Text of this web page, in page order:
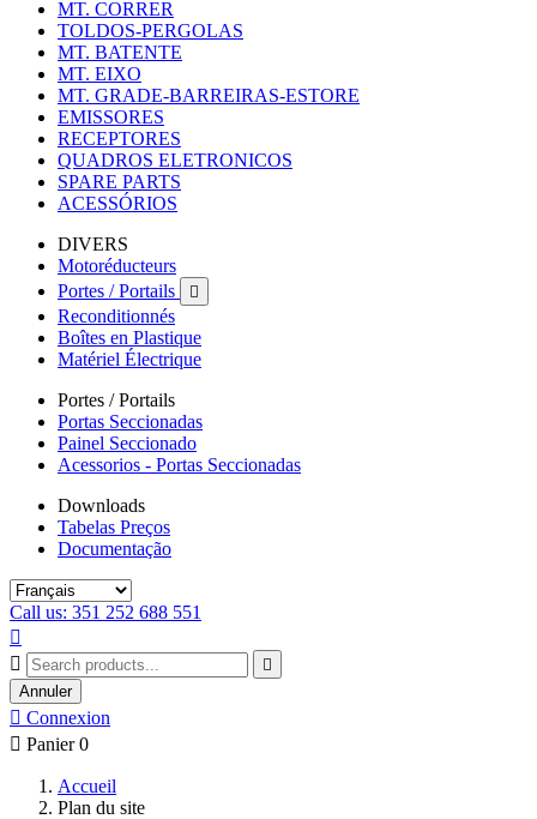
MT. CORRER
TOLDOS-PERGOLAS
MT. BATENTE
MT. EIXO
MT. GRADE-BARREIRAS-ESTORE
EMISSORES
RECEPTORES
QUADROS ELETRONICOS
SPARE PARTS
ACESSÓRIOS
DIVERS
Motoréducteurs
Portes / Portails

Reconditionnés
Boîtes en Plastique
Matériel Électrique
Portes / Portails
Portas Seccionadas
Painel Seccionado
Acessorios - Portas Seccionadas
Downloads
Tabelas Preços
Documentação
Call us: 351 252 688 551



Annuler
 Connexion
 Panier 0
Accueil
Plan du site